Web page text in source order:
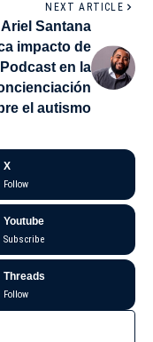
NEXT ARTICLE
Ariel Santana
impacto de
en la
el autismo
X
Follow
Youtube
Subscribe
Threads
Follow